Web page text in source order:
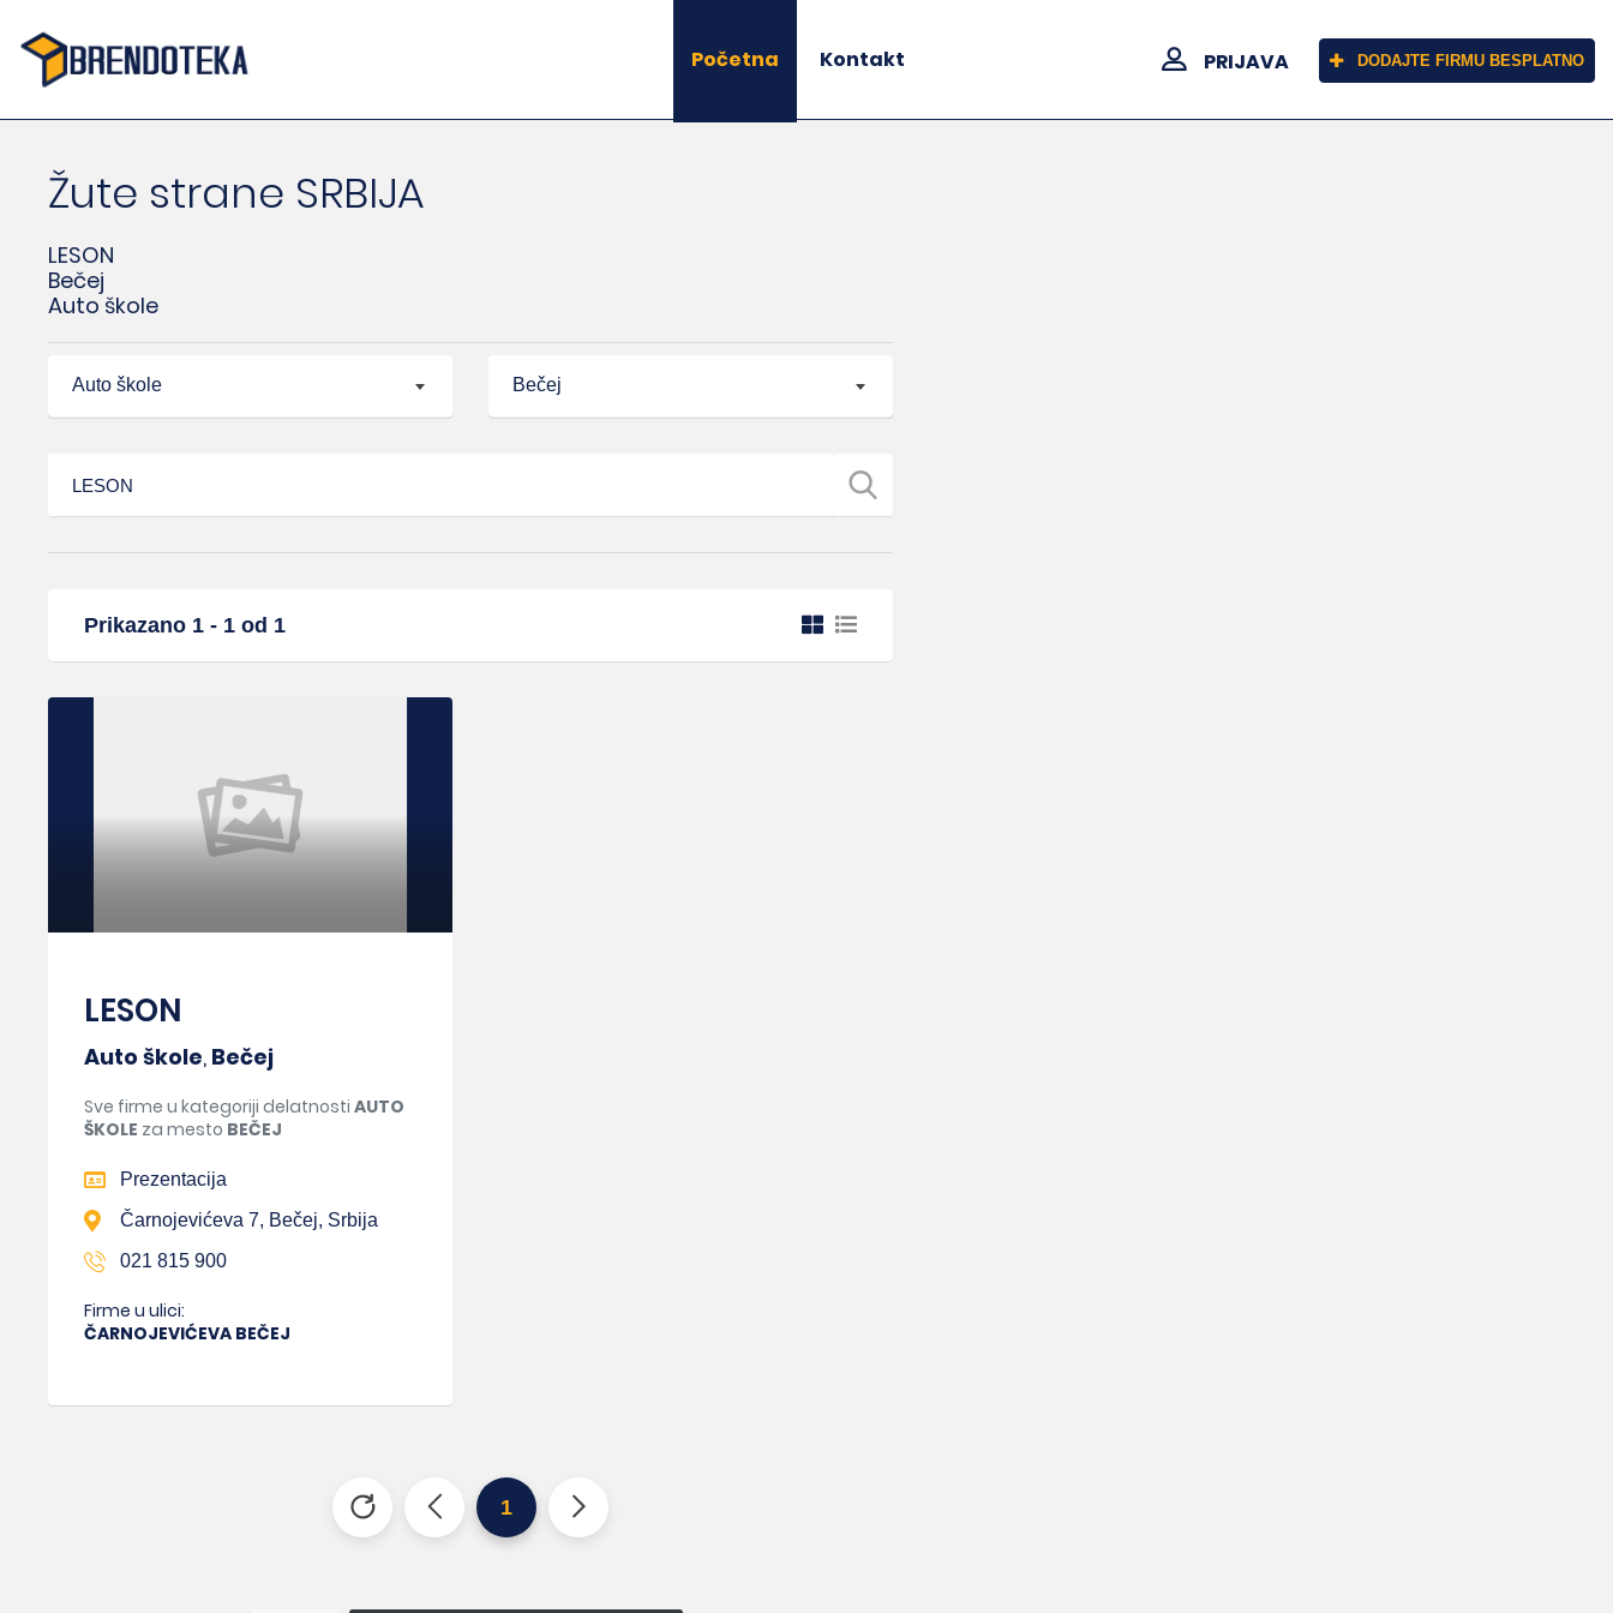
Početna Kontakt PRIJAVA DODAJTE FIRMU BESPLATNO
Žute strane SRBIJA
LESON
Bečej
Auto škole
Auto škole Bečej
Prikazano 1 - 1 od 1
LESON
Auto škole, Bečej
Sve firme u kategoriji delatnosti AUTO
ŠKOLE za mesto BEČEJ
Prezentacija
Čarnojevićeva 7, Bečej, Srbija
021 815 900
Firme u ulici:
ČARNOJEVIĆEVA BEČEJ
1